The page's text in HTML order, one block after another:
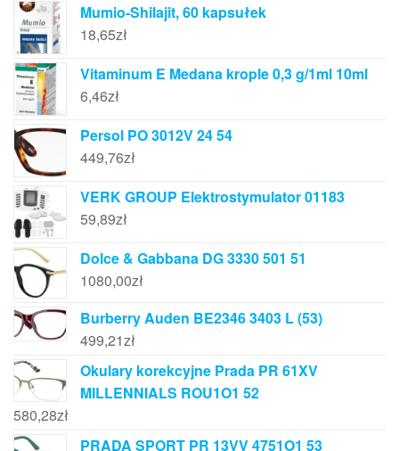
Mumio-Shilajit, 60 kapsułek
18,65zł
Vitaminum E Medana krople 0,3 g/1ml 10ml
6,46zł
Persol PO 3012V 24 54
449,76zł
VERK GROUP Elektrostymulator 01183
59,89zł
Dolce & Gabbana DG 3330 501 51
1080,00zł
Burberry Auden BE2346 3403 L (53)
499,21zł
Okulary korekcyjne Prada PR 61XV
MILLENNIALS ROU1O1 52
580,28zł
PRADA SPORT PR 13VV 4751O1 53